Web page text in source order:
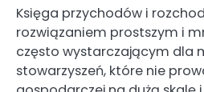
Księga przychodów i
rozwiązaniem prostszym i
często wystarczającym dla
stowarzyszeń, które nie